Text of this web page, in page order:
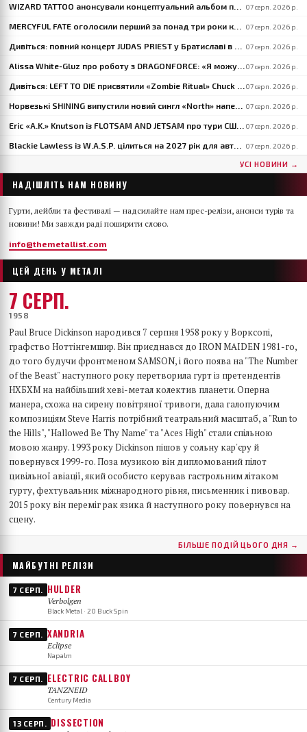
07 серп. 2026 р.
07 серп. 2026 р.
07 серп. 2026 р.
07 серп. 2026 р.
07 серп. 2026 р.
07 серп. 2026 р.
07 серп. 2026 р.
07 серп. 2026 р.
УСІ НОВИНИ →
НАДІШЛІТЬ НАМ НОВИНУ
Гурти, лейбли та фестивалі — надсилайте нам прес-релізи, анонси турів та
новини! Ми завжди раді поширити слово.
info@themetallist.com
ЦЕЙ ДЕНЬ У МЕТАЛІ
7 СЕРП.
1958
Paul Bruce Dickinson народився 7 серпня 1958 року у Ворксопі,
графство Ноттінгемшир. Він приєднався до IRON MAIDEN 1981-го,
до того будучи фронтменом SAMSON, і його поява на "The Number
of the Beast" наступного року перетворила гурт із претендентів
НХБХМ на найбільший хеві-метал колектив планети. Оперна
манера, схожа на сирену повітряної тривоги, дала галопуючим
композиціям Steve Harris потрібний театральний масштаб, а "Run to
the Hills", "Hallowed Be Thy Name" та "Aces High" стали спільною
мовою жанру. 1993 року Dickinson пішов у сольну кар'єру й
повернувся 1999-го. Поза музикою він дипломований пілот
цивільної авіації, який особисто керував гастрольним літаком
гурту, фехтувальник міжнародного рівня, письменник і пивовар.
2015 року він переміг рак язика й наступного року повернувся на
сцену.
БІЛЬШЕ ПОДІЙ ЦЬОГО ДНЯ →
МАЙБУТНІ РЕЛІЗИ
7 СЕРП. HULDER
Verbolgen
Black Metal · 20 Buck Spin
7 СЕРП. XANDRIA
Eclipse
Napalm
7 СЕРП. ELECTRIC CALLBOY
TANZNEID
Century Media
13 СЕРП. DISSECTION